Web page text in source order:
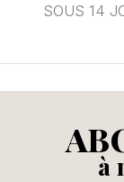
SOUS 14
à